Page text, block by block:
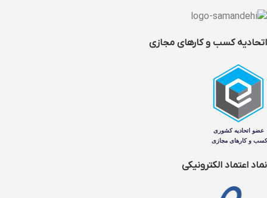
اتحادیه کسب و کارهای مجازی
نماد اعتماد الکترونیکی